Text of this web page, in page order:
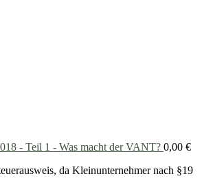
- Teil 1 - Was macht der VANT? 0,00 €
da Kleinunternehmer nach §19